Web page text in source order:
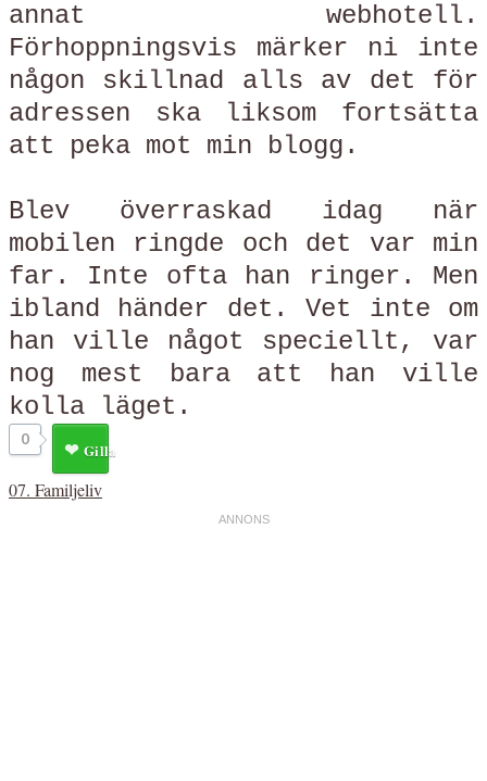
annat webhotell.
Förhoppningsvis märker ni inte
någon skillnad alls av det för
adressen ska liksom fortsätta
att peka mot min blogg.
Blev överraskad idag när
mobilen ringde och det var min
far. Inte ofta han ringer. Men
ibland händer det. Vet inte om
han ville något speciellt, var
nog mest bara att han ville
kolla läget.
0
Gilla
07. Familjeliv